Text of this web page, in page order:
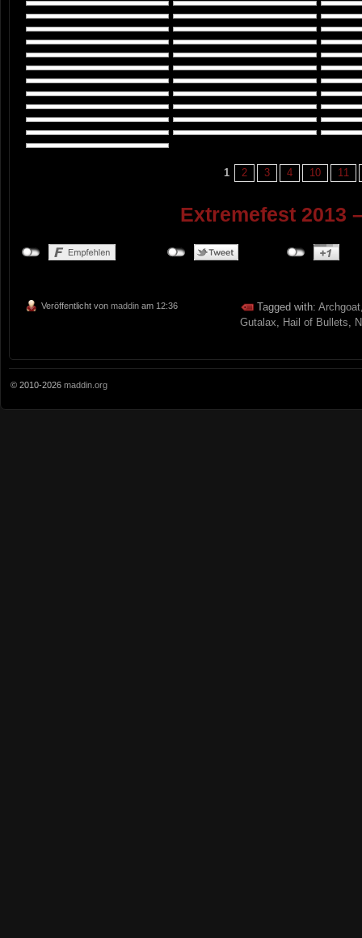
1 2 3 4 10 11
Extremefest 2013
Veröffentlicht von maddin am 12:36 Tagged with: Archgoat
Gutalax, Hail of Bullets,
© 2010-2026 maddin.org